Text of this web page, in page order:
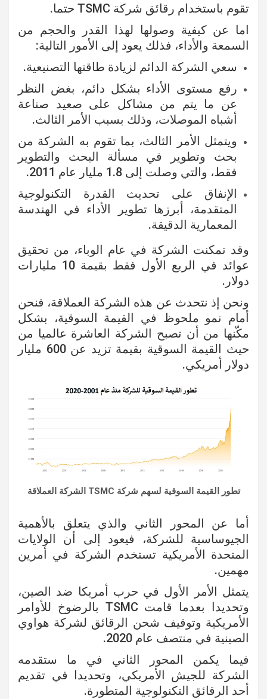
تقوم باستخدام رقائق شركة TSMC حتما.
اما عن كيفية وصولها لهذا القدر والحجم من
السمعة والأداء، فذلك يعود إلى الأمور التالية:
سعي الشركة الدائم لزيادة طاقتها التصنيعية.
رفع مستوى الأداء بشكل دائم، بغض النظر
عن ما يتم من مشاكل على صعيد صناعة
أشباه الموصلات، وذلك بسبب الأمر الثالث.
ويتمثل الأمر الثالث، بما تقوم به الشركة من
بحث وتطوير في مسألة البحث والتطوير
فقط، والتي وصلت إلى 1.8 مليار عام 2011.
الإنفاق على تحديث القدرة التكنولوجية
المتقدمة، أبرزها تطوير الأداء في الهندسة
المعمارية الدقيقة.
وقد تمكنت الشركة في عام الوباء، من تحقيق
عوائد في الربع الأول فقط بقيمة 10 مليارات
دولار.
ونحن إذ نتحدث عن هذه الشركة العملاقة، فنحن
أمام نمو ملحوظ في القيمة السوقية، بشكل
مكّنها من أن تصبح الشركة العاشرة عالميا من
حيث القيمة السوقية بقيمة تزيد عن 600 مليار
دولار أمريكي.
تطور القيمة السوقية لسهم شركة TSMC الشركة العملاقة
أما عن المحور الثاني والذي يتعلق بالأهمية
الجيوساسية للشركة، فيعود إلى أن الولايات
المتحدة الأمريكية تستخدم الشركة في أمرين
مهمين.
يتمثل الأمر الأول في حرب أمريكا ضد الصين،
وتحديدا بعدما قامت TSMC بالرضوخ للأوامر
الأمريكية وتوقيف شحن الرقائق لشركة هواوي
الصينية في منتصف عام 2020.
فيما يكمن المحور الثاني في ما ستقدمه
الشركة للجيش الأمريكي، وتحديدا في تقديم
أحد الرقائق التكنولوجية المتطورة.